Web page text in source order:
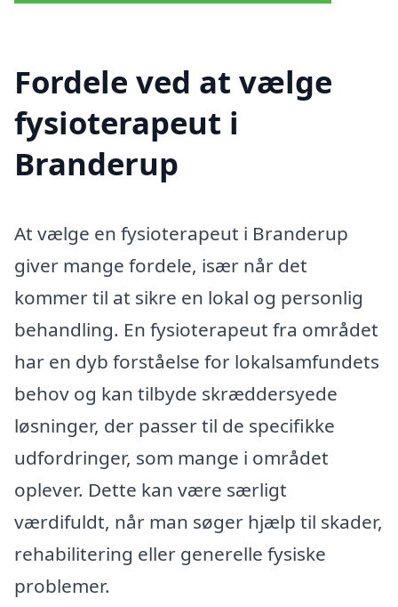
Fordele ved at vælge
fysioterapeut i
Branderup
At vælge en fysioterapeut i Branderup
giver mange fordele, især når det
kommer til at sikre en lokal og personlig
behandling. En fysioterapeut fra området
har en dyb forståelse for lokalsamfundets
behov og kan tilbyde skræddersyede
løsninger, der passer til de specifikke
udfordringer, som mange i området
oplever. Dette kan være særligt
værdifuldt, når man søger hjælp til skader,
rehabilitering eller generelle fysiske
problemer.